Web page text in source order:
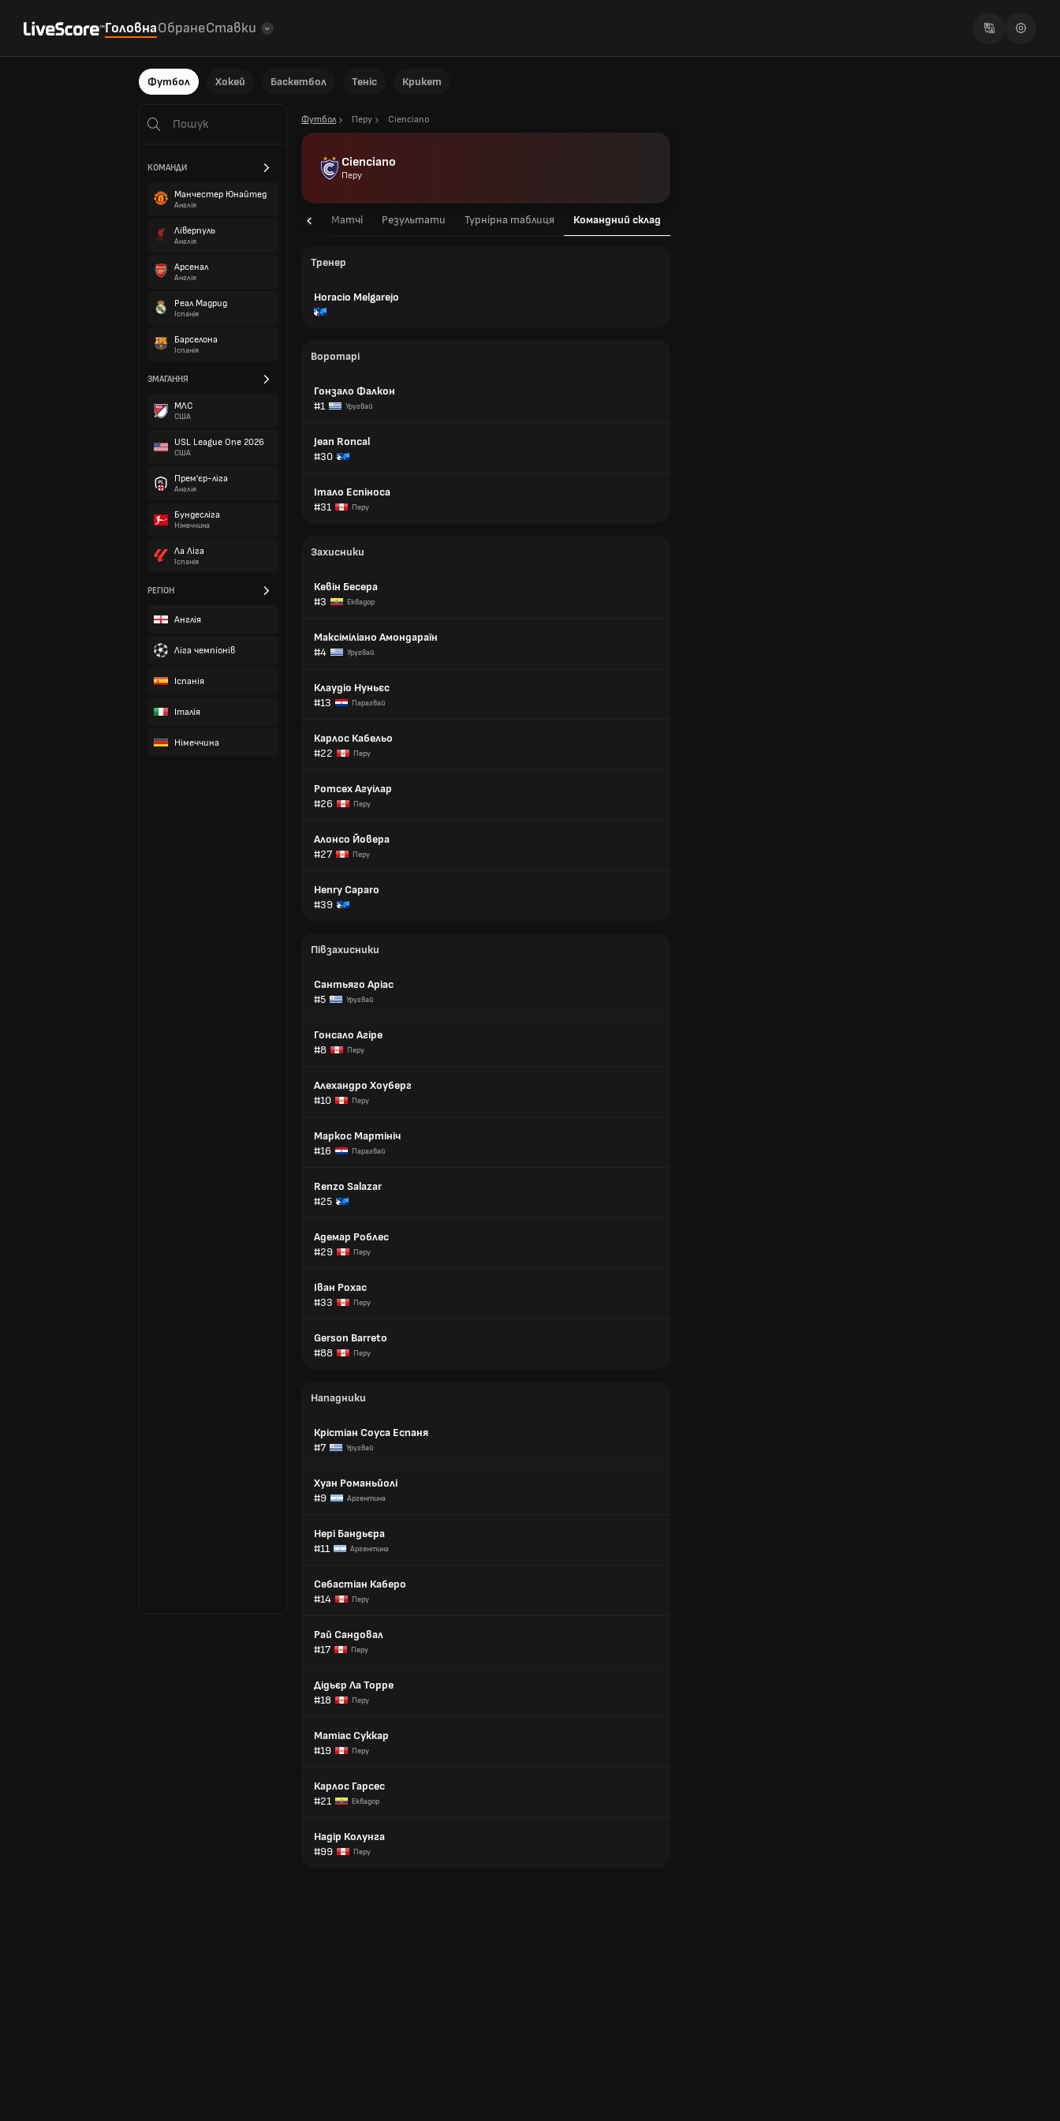
ГоловнаОбранеСтавки
Футбол Хокей Баскетбол Теніс Крикет
КОМАНДИ
Манчестер Юнайтед
Англія
Ліверпуль
Англія
Арсенал
Англія
Реал Мадрид
Іспанія
Барселона
Іспанія
ЗМАГАННЯ
МЛС
США
USL League One 2026
США
Прем'єр-ліга
Англія
Бундесліга
Німеччина
Ла Ліга
Іспанія
РЕГІОН
Англія
Ліга чемпіонів
Іспанія
Італія
Німеччина
Футбол Перу Cienciano
Cienciano
Перу
Огляд Матчі Результати Турнірна таблиця Командний склад
Тренер
Horacio Melgarejo
Воротарі
Гонзало Фалкон
#1
Уругвай
Jean Roncal
#30
Італо Еспіноса
#31
Перу
Захисники
Кевін Бесера
#3
Еквадор
Максіміліано Амондараїн
#4
Уругвай
Клаудіо Нуньєс
#13
Парагвай
Карлос Кабельо
#22
Перу
Ротсех Агуілар
#26
Перу
Алонсо Йовера
#27
Перу
Henry Caparo
#39
Півзахисники
Сантьяго Аріас
#5
Уругвай
Гонсало Агіре
#8
Перу
Алехандро Хоуберг
#10
Перу
Маркос Мартініч
#16
Парагвай
Renzo Salazar
#25
Адемар Роблес
#29
Перу
Іван Рохас
#33
Перу
Gersоn Barretо
#88
Перу
Нападники
Крістіан Соуса Еспаня
#7
Уругвай
Хуан Романьйолі
#9
Аргентина
Нері Бандьєра
#11
Аргентина
Себастіан Каберо
#14
Перу
Рай Сандовал
#17
Перу
Дідьєр Ла Торре
#18
Перу
Матіас Суккар
#19
Перу
Карлос Гарсес
#21
Еквадор
Надір Колунга
#99
Перу